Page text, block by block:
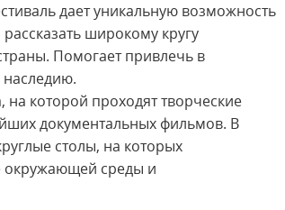
дает уникальную возможность
широкому кругу
Помогает привлечь в
которой проходят творческие
документальных фильмов. В
столы, на которых
окружающей среды и